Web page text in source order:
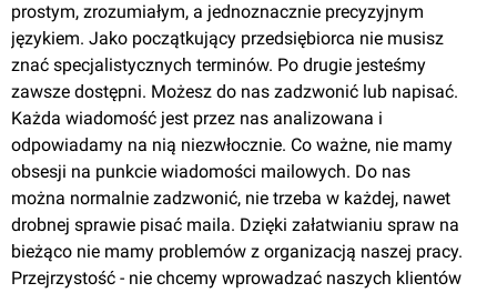
prostym, zrozumiałym, a jednoznacznie precyzyjnym
językiem. Jako początkujący przedsiębiorca nie musisz
znać specjalistycznych terminów. Po drugie jesteśmy
zawsze dostępni. Możesz do nas zadzwonić lub napisać.
Każda wiadomość jest przez nas analizowana i
odpowiadamy na nią niezwłocznie. Co ważne, nie mamy
obsesji na punkcie wiadomości mailowych. Do nas
można normalnie zadzwonić, nie trzeba w każdej, nawet
drobnej sprawie pisać maila. Dzięki załatwianiu spraw na
bieżąco nie mamy problemów z organizacją naszej pracy.
Przejrzystość - nie chcemy wprowadzać naszych klientów